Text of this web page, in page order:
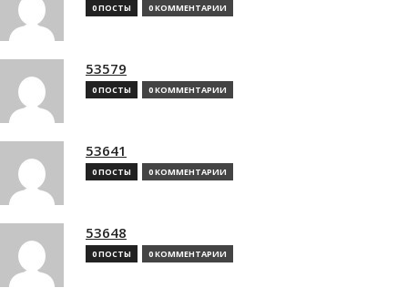
0 ПОСТЫ 0 КОММЕНТАРИИ
53579
0 ПОСТЫ 0 КОММЕНТАРИИ
53641
0 ПОСТЫ 0 КОММЕНТАРИИ
53648
0 ПОСТЫ 0 КОММЕНТАРИИ